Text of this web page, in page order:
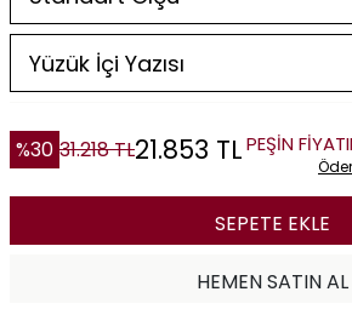
%30 31.218TL21.853 TLPEŞİN
SEPETE EKLE
HEMEN SATIN AL